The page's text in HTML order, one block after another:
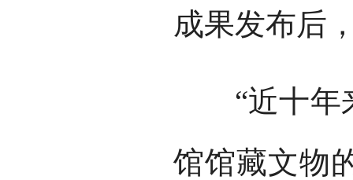
成果发布后
“近十年来
馆馆藏文物